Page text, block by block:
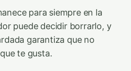
para siempre en la
puede decidir borrarlo, y
garantiza que no
te gusta.